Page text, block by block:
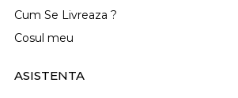
Cum Se Livreaza ?
Cosul meu
ASISTENTA